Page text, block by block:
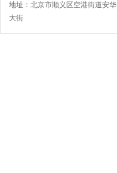
地址：北京市顺义区空港街道安华
大街